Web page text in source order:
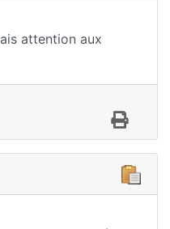
attention aux